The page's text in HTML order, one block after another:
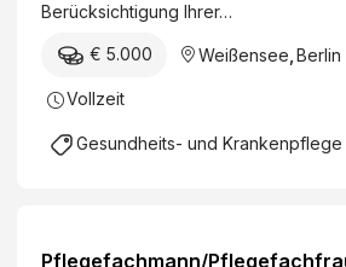
Berücksichtigung Ihrer…
€ 5.000 Weißensee Berlin
Vollzeit
Gesundheits- und Krankenpflege
Pflegefachmann/